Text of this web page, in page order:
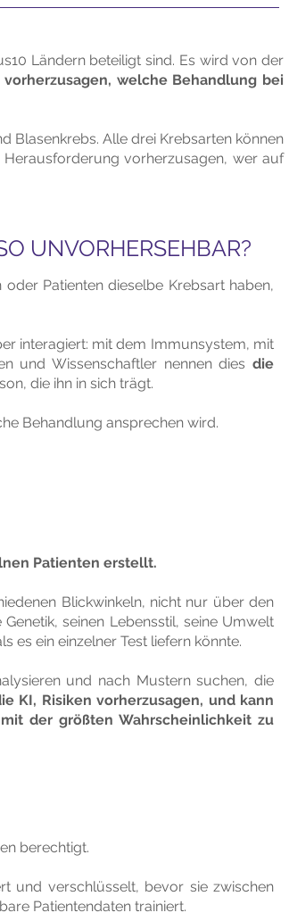
Ländern beteiligt sind. Es wird von der
welche Behandlung bei
Blasenkrebs. Alle drei Krebsarten können
vorherzusagen, wer auf
UNVORHERSEHBAR?
Patienten dieselbe Krebsart haben,
interagiert: mit dem Immunsystem, mit
und Wissenschaftler nennen dies die
die ihn in sich trägt.
Behandlung ansprechen wird.
Patienten erstellt.
Blickwinkeln, nicht nur über den
seinen Lebensstil, seine Umwelt
es ein einzelner Test liefern könnte.
und nach Mustern suchen, die
KI, Risiken vorherzusagen, und kann
der größten Wahrscheinlichkeit zu
berechtigt.
und verschlüsselt, bevor sie zwischen
Patientendaten trainiert.